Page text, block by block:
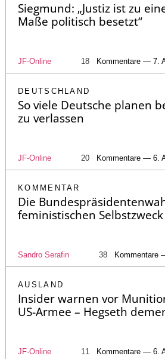
Siegmund: „Justiz ist zu
Maße politisch besetzt“
JF-Online 18 Kommentare — 7.
DEUTSCHLAND
So viele Deutsche planen
zu verlassen
JF-Online 20 Kommentare — 6.
KOMMENTAR
Die
feministischen Selbstzweck
Sandro Serafin 38 Kommentare
AUSLAND
Insider warnen vor
US-Armee – Hegseth
JF-Online 11 Kommentare — 6.